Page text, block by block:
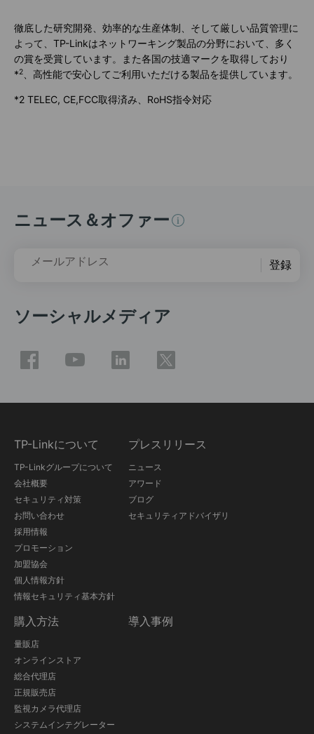
徹底した研究開発、効率的な生産体制、そして厳しい品質管理に
よって、TP-Linkはネットワーキング製品の分野において、多く
の賞を受賞しています。また各国の技適マークを取得しており
*2 、高性能で安心してご利用いただける製品を提供しています。
*2 TELEC, CE,FCC取得済み、RoHS指令対応
ニュース＆オファー
メールアドレス 登録
ソーシャルメディア
TP-Linkについて
TP-Linkグループについて
会社概要
セキュリティ対策
お問い合わせ
採用情報
プロモーション
加盟協会
個人情報方針
情報セキュリティ基本方針
プレスリリース
ニュース
アワード
ブログ
セキュリティアドバイザリ
購入方法
量販店
オンラインストア
総合代理店
正規販売店
監視カメラ代理店
システムインテグレーター
導入事例